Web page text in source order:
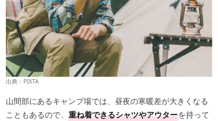
出典：PIXTA
山間部にあるキャンプ場では、昼夜の寒暖差が大きくなる
こともあるので、 重ね着できるシャツやアウターを持って